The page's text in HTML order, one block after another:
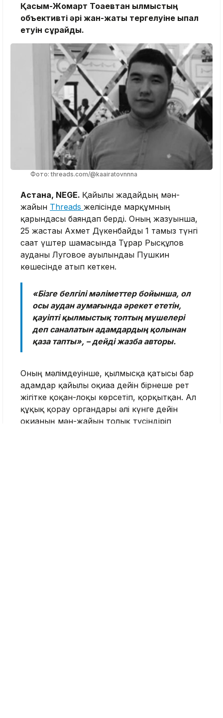
Қасым-Жомарт Тоқаевтан қылмыстың
объективті әрі жан-жақты тергелуіне ықпал
етуін сұрайды.
Фото: threads.com/@kaairatovnnna
Астана, NEGE. Қайғылы жағдайдың мән-
жайын Threads желісінде марқұмның
қарындасы баяндап берді. Оның жазуынша,
25 жастағы Ахмет Дүкенбайды 1 тамыз түнгі
сағат үштер шамасында Тұрар Рысқұлов
ауданы Луговое ауылындағы Пушкин
көшесінде атып кеткен.
«Бізге белгілі мәліметтер бойынша, ол
осы аудан аумағында әрекет ететін,
қауіпті қылмыстық топтың мүшелері
деп саналатын адамдардың қолынан
қаза тапты», – дейді жазба авторы.
Оның мәлімдеуінше, қылмысқа қатысы бар
адамдар қайғылы оқиғаға дейін бірнеше рет
жігітке қоқан-лоқы көрсетіп, қорқытқан. Ал
құқық қорғау органдары әлі күнге дейін
оқиғаның мән-жайын толық түсіндіріп